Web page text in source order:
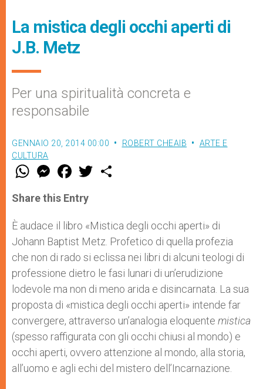
La mistica degli occhi aperti di
J.B. Metz
Per una spiritualità concreta e
responsabile
GENNAIO 20, 2014 00:00 ROBERT CHEAIB
ARTE E
CULTURA
W
t
s
p
p
M
e
s
e
g
e
r
F
a
e
b
o
k
w
r
Share this Entry
È audace il libro «Mistica degli occhi aperti» di
Johann Baptist Metz. Profetico di quella profezia
che non di rado si eclissa nei libri di alcuni teologi di
professione dietro le fasi lunari di un’erudizione
lodevole ma non di meno arida e disincarnata. La sua
proposta di «mistica degli occhi aperti» intende far
convergere, attraverso un’analogia eloquente mistica
(spesso raffigurata con gli occhi chiusi al mondo) e
occhi aperti, ovvero attenzione al mondo, alla storia,
all’uomo e agli echi del mistero dell’Incarnazione.